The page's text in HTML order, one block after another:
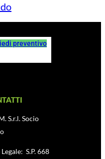
preventivo
S.r.l. Socio
Legale: S.P. 668